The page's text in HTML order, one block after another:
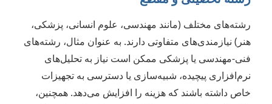
رشته‌های مختلف (مانند مهندسی، علوم انسانی، پزشکی،
هنر) نیازمندی‌های متفاوتی دارند. به عنوان مثال، رشته‌های
فنی-مهندسی یا پزشکی ممکن است نیاز به تحلیل‌های
نرم‌افزاری پیچیده، شبیه‌سازی یا دسترسی به تجهیزات
خاص داشته باشند که هزینه را افزایش می‌دهد. همچنین،